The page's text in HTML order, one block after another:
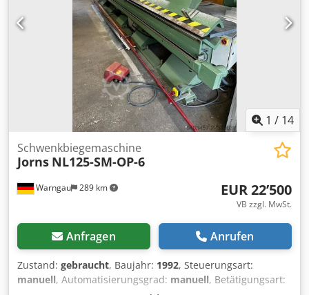
1 / 14
Warngau 289 km
Schwenkbiegemaschine
Jorns NL125-SM-OP-6
EUR 22’500
VB zzgl. MwSt.
Anfragen Anrufen
Zustand: gebraucht, Baujahr: 1992, Steuerungsart:
manuell, Automatisierungsgrad: manuell, Betätigungsart: